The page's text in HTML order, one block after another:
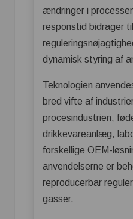
ændringer i
responstid bidrager
dynamisk styring af
Teknologien
bred vifte af
procesindustrien,
drikkevareanlæg,
forskellige OEM-
anvendelserne er
reproducerbar
gasser.